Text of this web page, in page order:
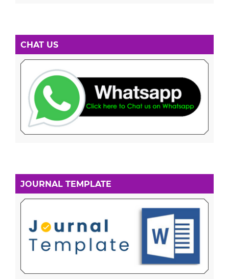
CHAT US
JOURNAL TEMPLATE